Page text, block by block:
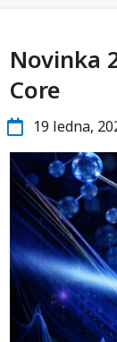
Novinka
Core
19 ledna,